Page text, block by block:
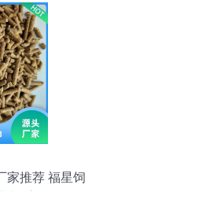
家推荐 福星饲